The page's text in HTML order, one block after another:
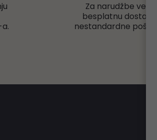
Za narudžbe
besplatnu dostavu
nestandardne